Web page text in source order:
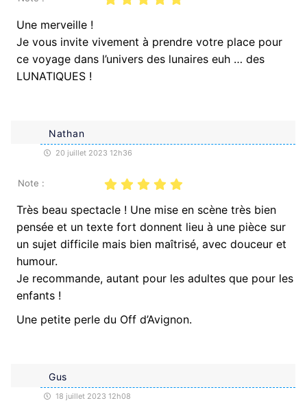
Une merveille !
Je vous invite vivement à prendre votre place pour
ce voyage dans l’univers des lunaires euh … des
LUNATIQUES !
Nathan
20 juillet 2023 12h36
Note :
Très beau spectacle ! Une mise en scène très bien
pensée et un texte fort donnent lieu à une pièce sur
un sujet difficile mais bien maîtrisé, avec douceur et
humour.
Je recommande, autant pour les adultes que pour les
enfants !
Une petite perle du Off d’Avignon.
Gus
18 juillet 2023 12h08